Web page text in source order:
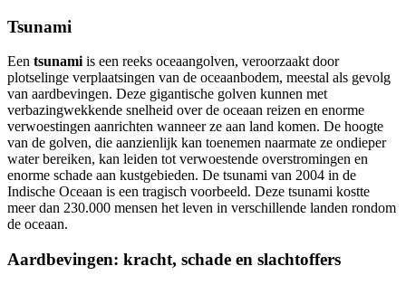
Tsunami
Een tsunami is een reeks oceaangolven, veroorzaakt door
plotselinge verplaatsingen van de oceaanbodem, meestal als gevolg
van aardbevingen. Deze gigantische golven kunnen met
verbazingwekkende snelheid over de oceaan reizen en enorme
verwoestingen aanrichten wanneer ze aan land komen. De hoogte
van de golven, die aanzienlijk kan toenemen naarmate ze ondieper
water bereiken, kan leiden tot verwoestende overstromingen en
enorme schade aan kustgebieden. De tsunami van 2004 in de
Indische Oceaan is een tragisch voorbeeld. Deze tsunami kostte
meer dan 230.000 mensen het leven in verschillende landen rondom
de oceaan.
Aardbevingen: kracht, schade en slachtoffers